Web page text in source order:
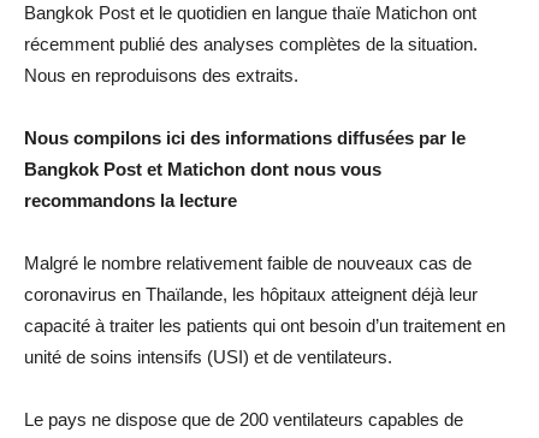
Bangkok Post et le quotidien en langue thaïe Matichon ont
récemment publié des analyses complètes de la situation.
Nous en reproduisons des extraits.
Nous compilons ici des informations diffusées par le
Bangkok Post et Matichon dont nous vous
recommandons la lecture
Malgré le nombre relativement faible de nouveaux cas de
coronavirus en Thaïlande, les hôpitaux atteignent déjà leur
capacité à traiter les patients qui ont besoin d’un traitement en
unité de soins intensifs (USI) et de ventilateurs.
Le pays ne dispose que de 200 ventilateurs capables de